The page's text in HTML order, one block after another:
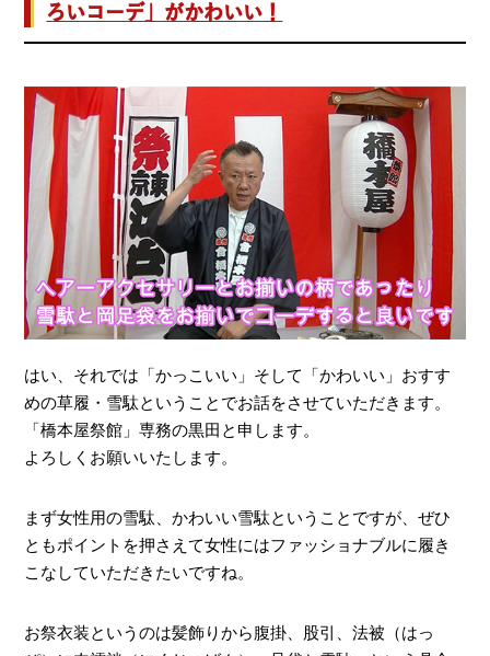
ろいコーデ」がかわいい！
はい、それでは「かっこいい」そして「かわいい」おすす
めの草履・雪駄ということでお話をさせていただきます。
「橋本屋祭館」専務の黒田と申します。
よろしくお願いいたします。
まず女性用の雪駄、かわいい雪駄ということですが、ぜひ
ともポイントを押さえて女性にはファッショナブルに履き
こなしていただきたいですね。
お祭衣装というのは髪飾りから腹掛、股引、法被（はっ